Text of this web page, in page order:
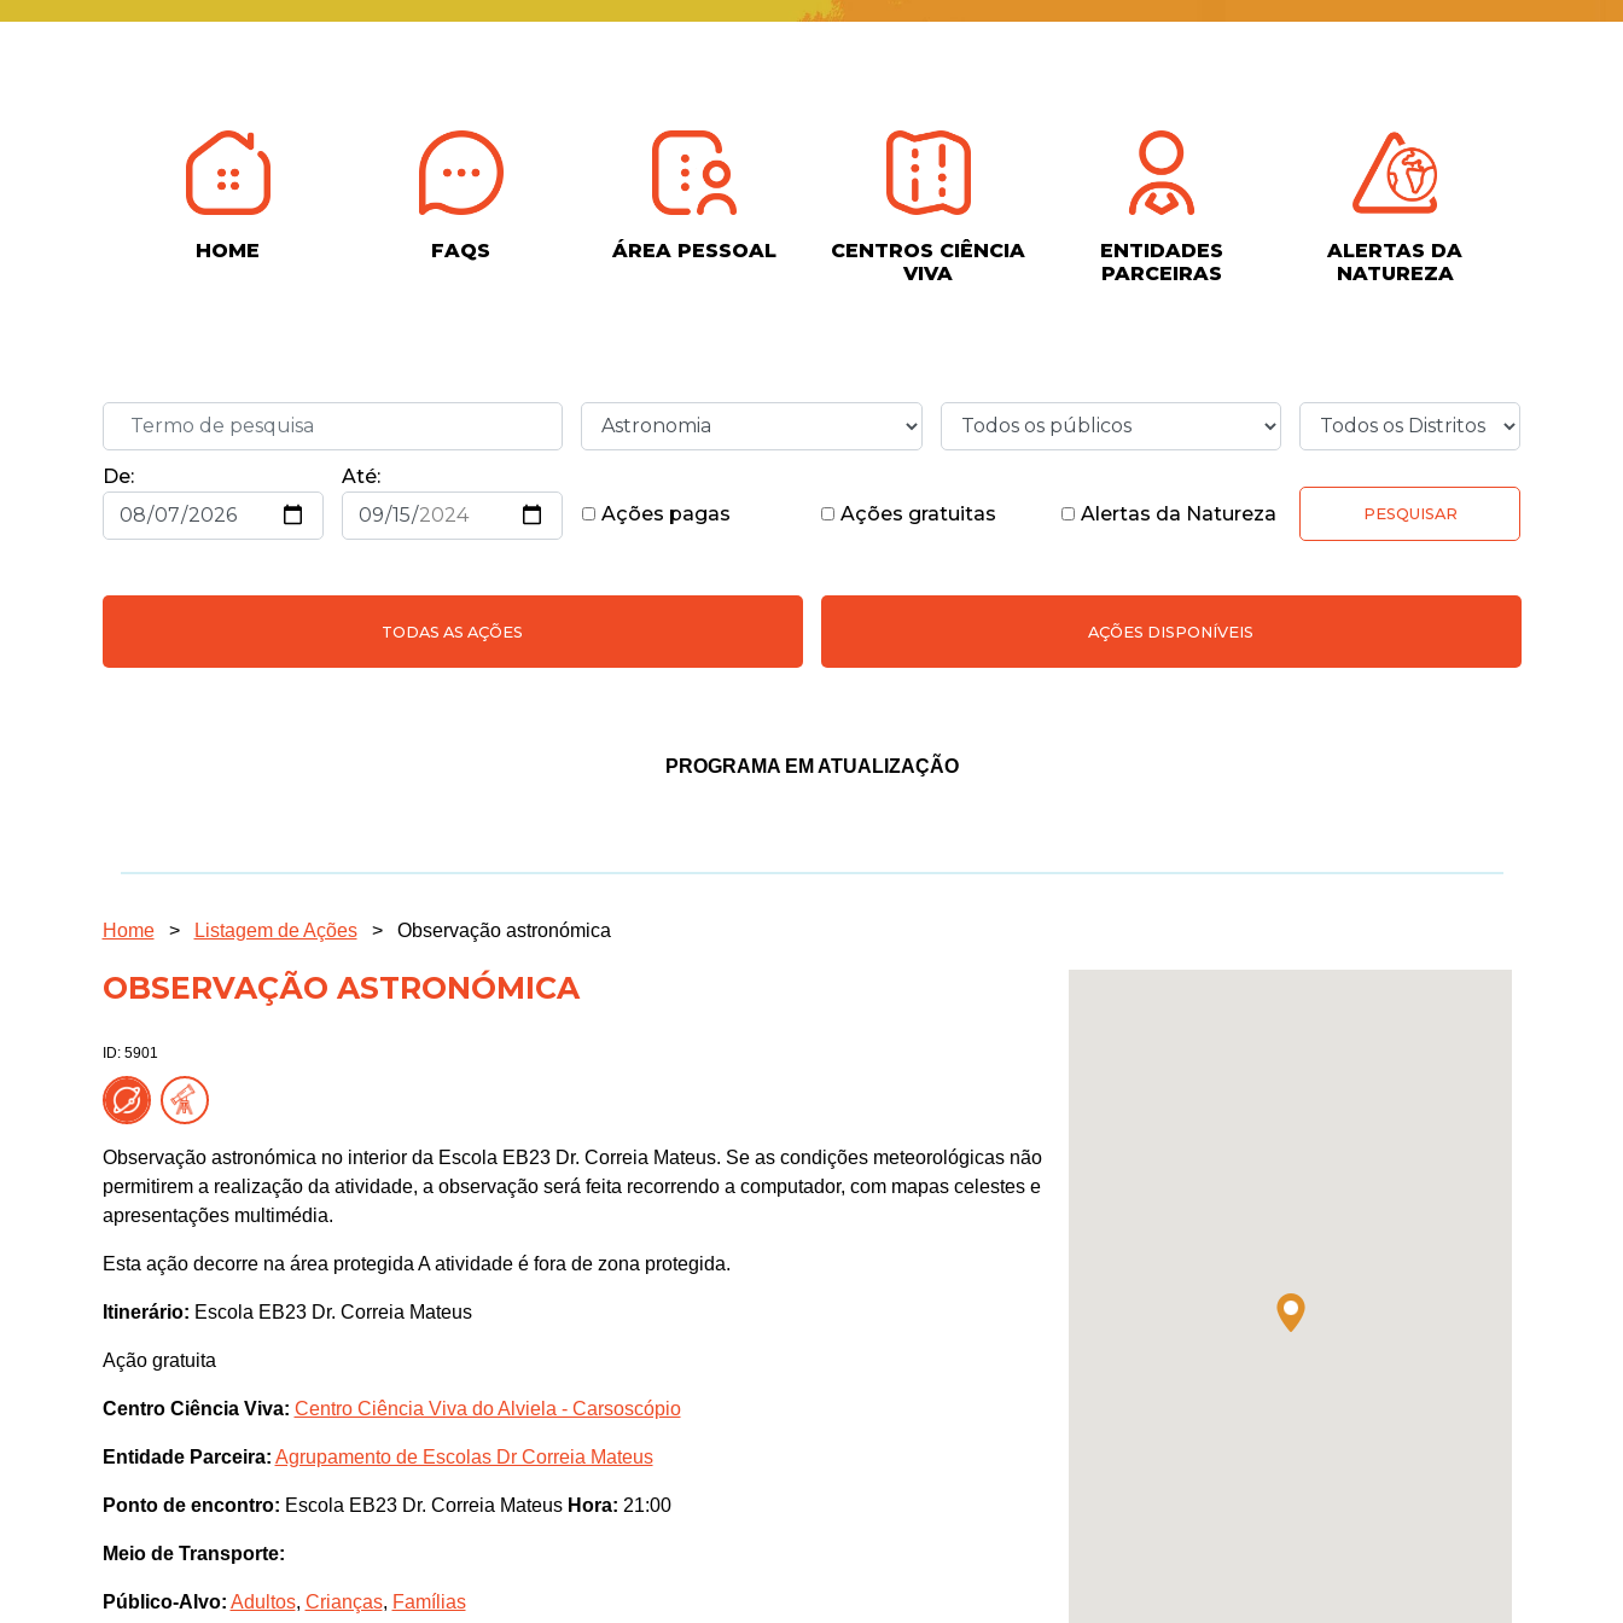
HOME FAQS ÁREA PESSOAL
CENTROS CIÊNCIA
VIVA
ENTIDADES
PARCEIRAS
ALERTAS DA
NATUREZA
De:
Até:
Ações pagas
Ações gratuitas Alertas da Natureza PESQUISAR
TODAS AS AÇÕES AÇÕES DISPONÍVEIS
PROGRAMA EM ATUALIZAÇÃO
Home > Listagem de Ações > Observação astronómica
OBSERVAÇÃO ASTRONÓMICA
ID: 5901
Observação astronómica no interior da Escola EB23 Dr. Correia Mateus. Se as condições meteorológicas não
permitirem a realização da atividade, a observação será feita recorrendo a computador, com mapas celestes e
apresentações multimédia.
Esta ação decorre na área protegida A atividade é fora de zona protegida.
Itinerário: Escola EB23 Dr. Correia Mateus
Ação gratuita
Centro Ciência Viva: Centro Ciência Viva do Alviela - Carsoscópio
Entidade Parceira: Agrupamento de Escolas Dr Correia Mateus
Ponto de encontro: Escola EB23 Dr. Correia Mateus Hora: 21:00
Meio de Transporte:
Público-Alvo: Adultos, Crianças, Famílias